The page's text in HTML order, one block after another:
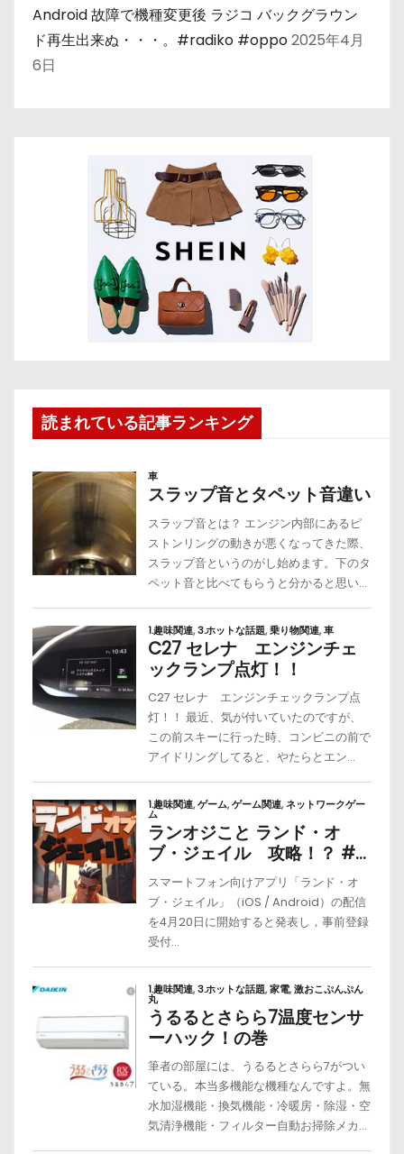
Android 故障で機種変更後 ラジコ バックグラウン
ド再生出来ぬ・・・。#radiko #oppo2025年4月
6日
読まれている記事ランキング